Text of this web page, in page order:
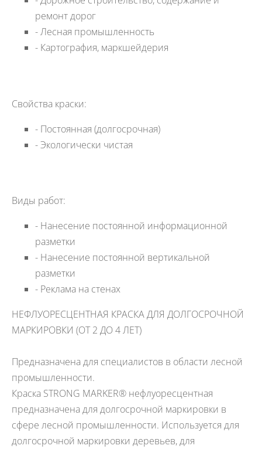
ремонт дорог
- Лесная промышленность
- Картография, маркшейдерия
Свойства краски:
- Постоянная (долгосрочная)
- Экологически чистая
Виды работ:
- Нанесение постоянной информационной
разметки
- Нанесение постоянной вертикальной
разметки
- Реклама на стенах
НЕФЛУОРЕСЦЕНТНАЯ КРАСКА ДЛЯ ДОЛГОСРОЧНОЙ
МАРКИРОВКИ (ОТ 2 ДО 4 ЛЕТ)
Предназначена для специалистов в области лесной
промышленности.
Краска STRONG MARKER® нефлуоресцентная
предназначена для долгосрочной маркировки в
сфере лесной промышленности. Используется для
долгосрочной маркировки деревьев, для